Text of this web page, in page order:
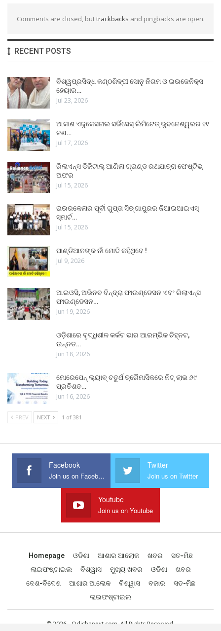
Comments are closed, buttrackbacks and pingbacks are open.
RECENT POSTS
ବିଶ୍ୱପ୍ରସିଦ୍ଧ କଣ୍ଠଶିଳ୍ପୀ ସୋନୁ ନିଗମ ଓ ଇଉଜେନିକ୍ସ
ହେୟାର…
Jul 23, 2026
ଆକାଶ ଏଜୁକେସନାଲ ସର୍ଭିସେସ୍ ଲିମିଟେଡ୍ ଭୁବନେଶ୍ୱରର ୧୧
ଜଣ…
Jul 17, 2026
ରିଲାଏନ୍ସ ଡିଜିଟାଲ୍ ଆଣିଲା ଗ୍ରାଣ୍ଡ ରଥଯାତ୍ରା ଫେଷ୍ଟିଭ୍
ଅଫର
Jul 15, 2026
ରାଉରକେଲାର ପୂର୍ବୀ ଗୁପ୍ତା ସିଙ୍ଗାପୁରର ଜିଆଇଆଇଏସ୍
ସ୍ମାର୍ଟ…
Jul 15, 2026
ପାଣ୍ଡିଆନଙ୍କ ନାଁ ମୋଦି କହିଥିବେ !
Jul 9, 2026
ଆଇଓସି, ଅଭିନବ ବିନ୍ଦ୍ରା ଫାଉଣ୍ଡେସନ ଏବଂ ରିଲାଏନ୍ସ
ଫାଉଣ୍ଡେସନ…
Jun 19, 2026
ଓଡ଼ିଶାରେ ବୃଦ୍ଧିଶୀଳ କର୍କଟ ଭାର ଆରମ୍ଭିକ ଚିହ୍ନଟ,
ଉନ୍ନତ…
Jun 18, 2026
ମୋରେପେନ୍ ଲ୍ୟାବ୍ ଚତୁର୍ଥ ତ୍ରୈମାସିକରେ ନିଟ୍ ଲାଭ ୬୯
ପ୍ରତିଶତ…
Jun 16, 2026
PREV NEXT 1 of 381
Facebook
Join us on Facebook
Twitter
Join us on Twitter
Youtube
Join us on Youtube
Homepage ଓଡିଶା ଆଶାର ଆଲୋକ ଖବର
ସତ-ମିଛ
ଲାଇଫଷ୍ଟାଇଲ
ବିଶ୍ୱାସ ମୁଖ୍ୟ ଖବର ଓଡିଶା
ଖବର
ଦେଶ-ବିଦେଶ
ଆଶାର ଆଲୋକ ବିଶ୍ୱାସ ବଜାର
ସତ-ମିଛ
ଲାଇଫଷ୍ଟାଇଲ
© 2026 - Odishanext.com. All Rights Reserved.